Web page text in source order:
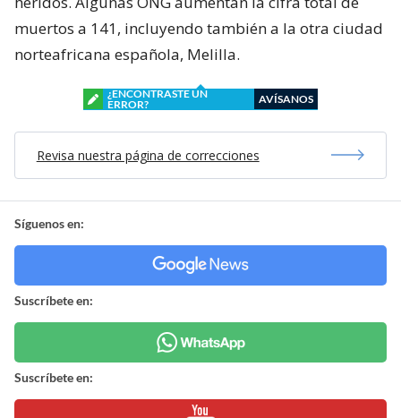
muertos a 141, incluyendo también a la otra ciudad
norteafricana española, Melilla.
¿ENCONTRASTE UN
ERROR?
AVÍSANOS
Revisa nuestra página de correcciones
Síguenos en:
Suscríbete en:
Suscríbete en: